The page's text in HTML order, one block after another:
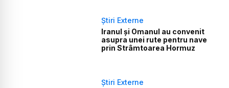
Știri Externe
Iranul și Omanul au convenit
asupra unei rute pentru nave
prin Strâmtoarea Hormuz
Știri Externe